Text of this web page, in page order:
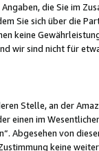
die Sie im
Sie sich über die
keine
wir sind nicht für
Stelle, an der
einen im
Abgesehen von
keine